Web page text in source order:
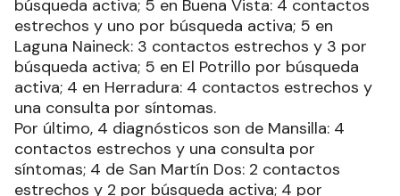
búsqueda activa; 5 en Buena Vista: 4 contactos
estrechos y uno por búsqueda activa; 5 en
Laguna Naineck: 3 contactos estrechos y 3 por
búsqueda activa; 5 en El Potrillo por búsqueda
activa; 4 en Herradura: 4 contactos estrechos y
una consulta por síntomas.
Por último, 4 diagnósticos son de Mansilla: 4
contactos estrechos y una consulta por
síntomas; 4 de San Martín Dos: 2 contactos
estrechos y 2 por búsqueda activa; 4 por